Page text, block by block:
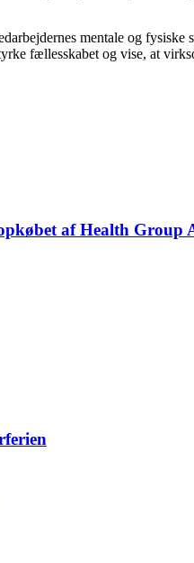
mentale og
fællesskabet og vise, at
af Health Group